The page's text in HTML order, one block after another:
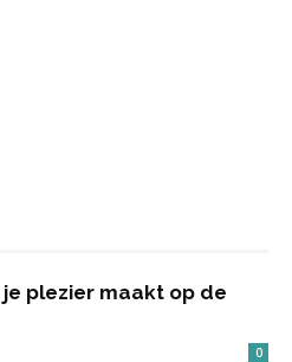
plezier maakt op de
0